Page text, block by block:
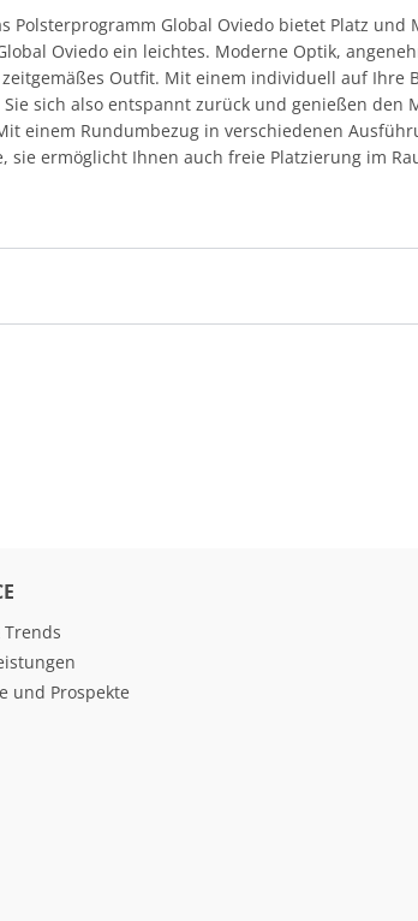
Polsterprogramm Global Oviedo bietet Platz
Oviedo ein leichtes. Moderne Optik,
Outfit. Mit einem individuell auf Ihre
sich also entspannt zurück und genießen den
einem Rundumbezug in verschiedenen
sie ermöglicht Ihnen auch freie Platzierung im
und Prospekte